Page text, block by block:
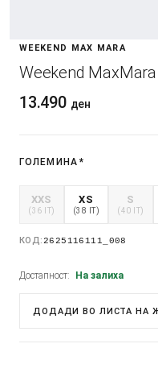
WEEKEND MAX MARA
Weekend
13.490 ден
ГОЛЕМИНА *
XXS
(36 IT)
XS
(38 IT)
S
(40 IT)
КОД:2625116111_008
Достапност: На залиха
ДОДАДИ ВО ЛИСТА НА